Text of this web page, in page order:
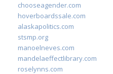
chooseagender.com
hoverboardssale.com
alaskapolitics.com
stsmp.org
manoelneves.com
mandelaeffectlibrary.com
roselynns.com